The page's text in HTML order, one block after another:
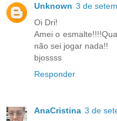
Unknown 3 de
Oi Dri!
Amei o
não sei jogar nada!!
bjossss
Responder
AnaCristina 3 de